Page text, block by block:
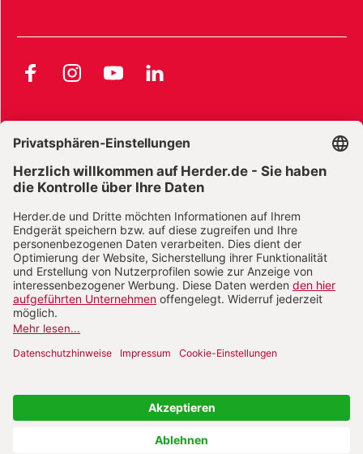
FacebookInstagramYouTubeLinkedIn
Widerrufsbelehrung E-Books
Widerrufsbelehrung Zeitschriften Datenschutz
Datenschutz Social Media Barrierefreiheit
Vertrag widerrufen